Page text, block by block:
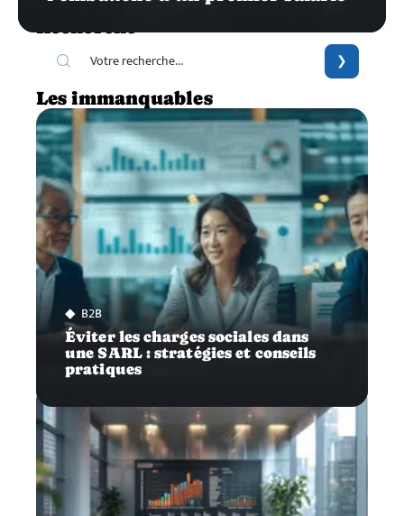
Les immanquables
B2B
Éviter les charges sociales dans
une SARL : stratégies et conseils
pratiques